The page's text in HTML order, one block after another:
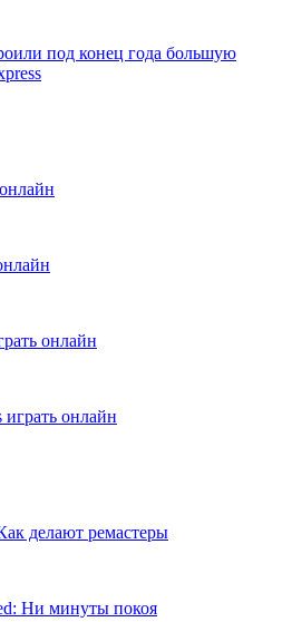
под конец года большую
онлайн
онлайн
делают ремастеры
Ни минуты покоя